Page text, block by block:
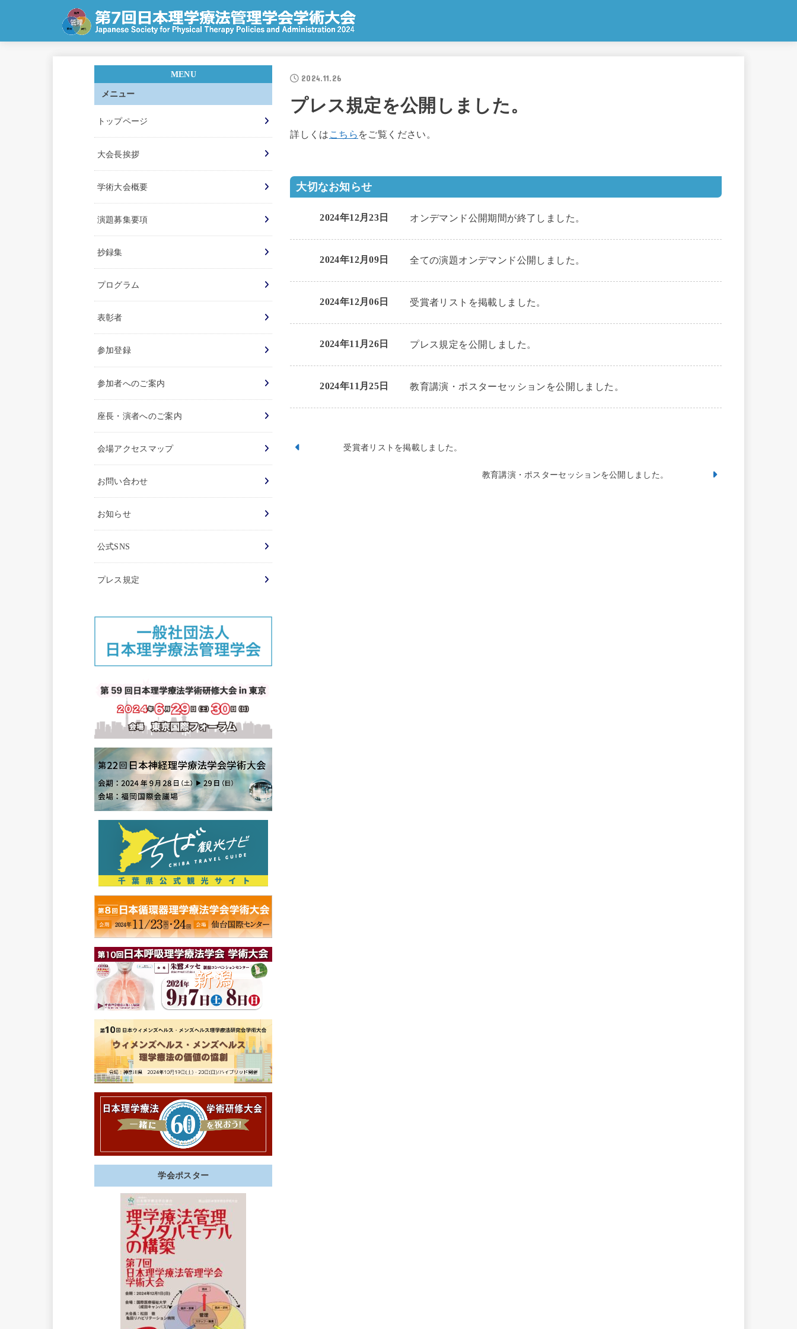
2024.11.26
プレス規定を公開しました。
詳しくは こちら をご覧ください。
大切なお知らせ
2024年12月23日 オンデマンド公開期間が終了しました。
2024年12月09日 全ての演題オンデマンド公開しました。
2024年12月06日 受賞者リストを掲載しました。
2024年11月26日 プレス規定を公開しました。
2024年11月25日 教育講演・ポスターセッションを公開しました。
受賞者リストを掲載しました。
教育講演・ポスターセッションを公開しました。
メニュー
トップページ
大会長挨拶
学術大会概要
演題募集要項
抄録集
プログラム
表彰者
参加登録
参加者へのご案内
座長・演者へのご案内
会場アクセスマップ
お問い合わせ
お知らせ
公式SNS
プレス規定
学会ポスター